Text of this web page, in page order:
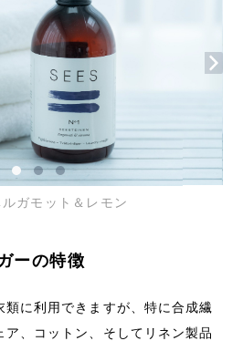
ガモット＆レモン
ーの特徴
に利用できますが、特に合成繊
、コットン、そしてリネン製品